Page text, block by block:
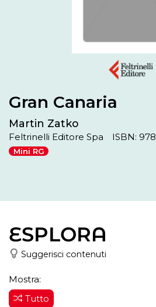
Gran Canaria
Martin Zatko
Feltrinelli Editore Spa ISBN:
Mini RG
ESPLORA
Suggerisci contenuti
Mostra:
Tutto